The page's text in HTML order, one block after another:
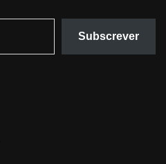
Subscrever